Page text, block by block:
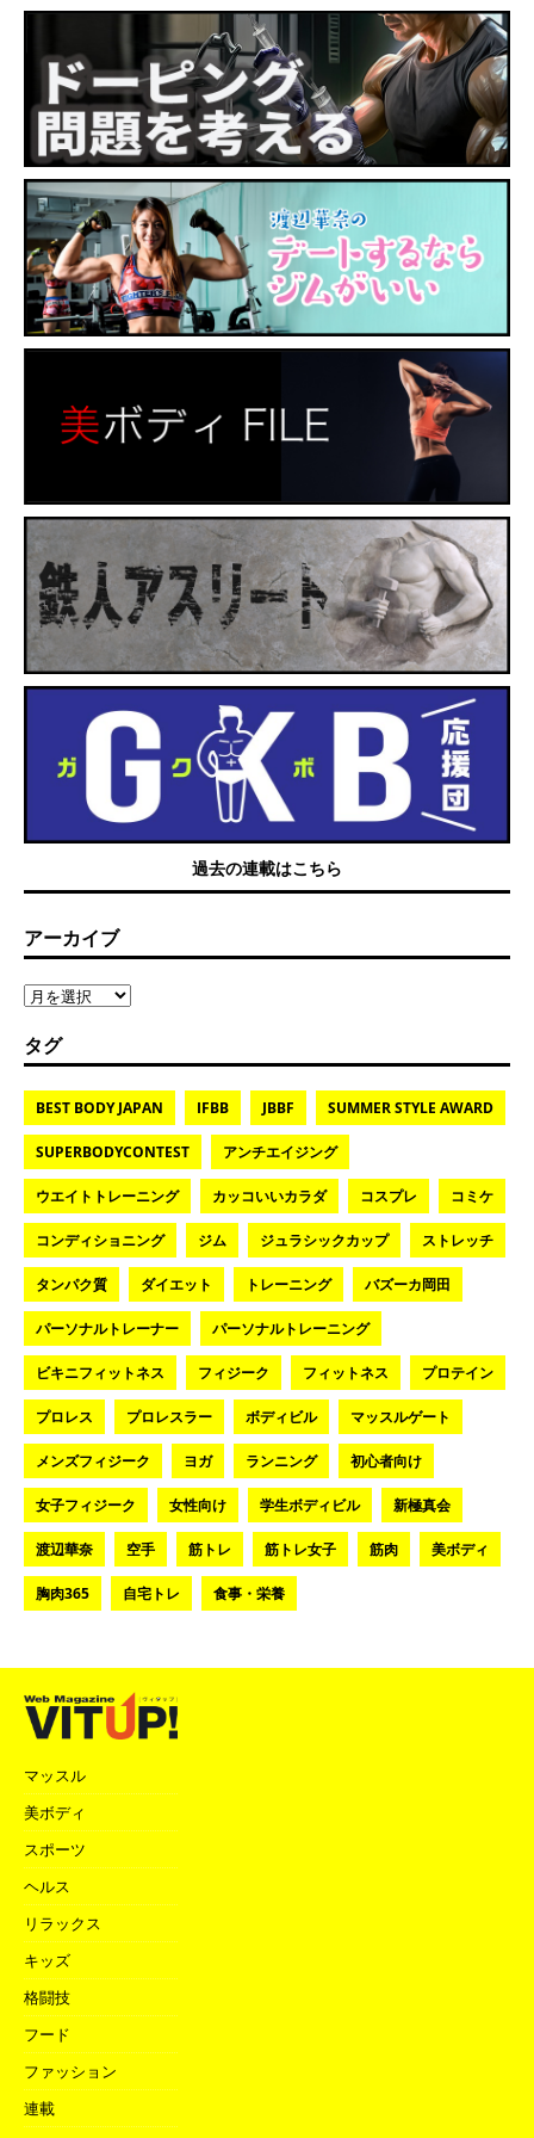
過去の連載はこちら
アーカイブ
タグ
BEST BODY JAPAN IFBB JBBF SUMMER STYLE AWARD
SUPERBODYCONTEST アンチエイジング
ウエイトトレーニング カッコいいカラダ コスプレ コミケ
コンディショニング ジム ジュラシックカップ ストレッチ
タンパク質 ダイエット トレーニング バズーカ岡田
パーソナルトレーナー パーソナルトレーニング
ビキニフィットネス フィジーク フィットネス プロテイン
プロレス プロレスラー ボディビル マッスルゲート
メンズフィジーク ヨガ ランニング 初心者向け
女子フィジーク 女性向け 学生ボディビル 新極真会
渡辺華奈 空手 筋トレ 筋トレ女子 筋肉 美ボディ
胸肉365 自宅トレ 食事・栄養
マッスル
美ボディ
スポーツ
ヘルス
リラックス
キッズ
格闘技
フード
ファッション
連載